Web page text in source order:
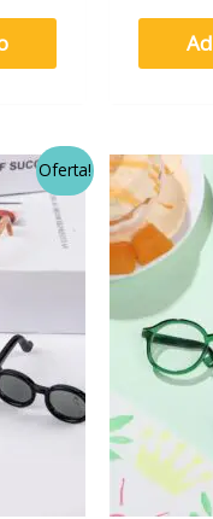
Oferta!
15,00.
Este
produto
As
opções
podem